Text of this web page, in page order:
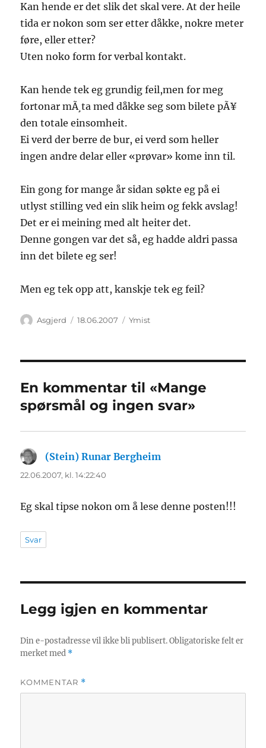
Kan hende er det slik det skal vere. At der heile
tida er nokon som ser etter dåkke, nokre meter
føre, eller etter?
Uten noko form for verbal kontakt.
Kan hende tek eg grundig feil,men for meg
fortonar mÃ¸ta med dåkke seg som bilete pÃ¥
den totale einsomheit.
Ei verd der berre de bur, ei verd som heller
ingen andre delar eller «prøvar» kome inn til.
Ein gong for mange år sidan søkte eg på ei
utlyst stilling ved ein slik heim og fekk avslag!
Det er ei meining med alt heiter det.
Denne gongen var det så, eg hadde aldri passa
inn det bilete eg ser!
Men eg tek opp att, kanskje tek eg feil?
Forfatter
Asgjerd Publisert
18.06.2007 Kategorier
Ymist
En kommentar til «Mange
spørsmål og ingen svar»
(Stein) Runar Bergheim
22.06.2007, kl. 14:22:40
Eg skal tipse nokon om å lese denne posten!!!
Svar
Legg igjen en kommentar
Din e-postadresse vil ikke bli publisert. Obligatoriske felt er
merket med *
KOMMENTAR *